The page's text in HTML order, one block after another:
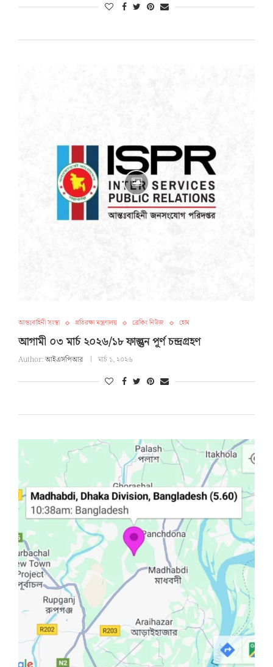
আন্তঃবাহিনী সংস্থা প্রতিরক্ষা মন্ত্রণালয় ব্রেকিং নিউজ হোম
আগামী ০৩ মার্চ ২০২৬/১৮ ফাল্গুন পূর্ণ চন্দ্রগ্রহণ
Author:আইএসপিআর মার্চ ১, ২০২৬